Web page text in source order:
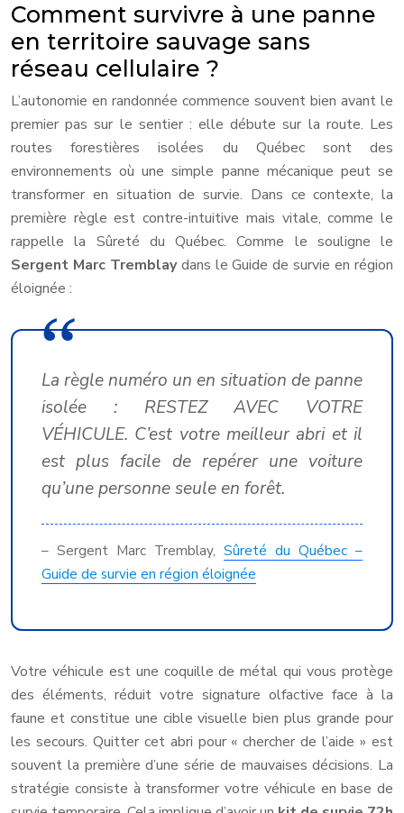
Comment survivre à une panne
en territoire sauvage sans
réseau cellulaire ?
L’autonomie en randonnée commence souvent bien avant le
premier pas sur le sentier : elle débute sur la route. Les
routes forestières isolées du Québec sont des
environnements où une simple panne mécanique peut se
transformer en situation de survie. Dans ce contexte, la
première règle est contre-intuitive mais vitale, comme le
rappelle la Sûreté du Québec. Comme le souligne le
Sergent Marc Tremblaydans le Guide de survie en région
éloignée :
La règle numéro un en situation de panne
isolée : RESTEZ AVEC VOTRE
VÉHICULE. C’est votre meilleur abri et il
est plus facile de repérer une voiture
qu’une personne seule en forêt.
– Sergent Marc Tremblay, Sûreté du Québec –
Guide de survie en région éloignée
Votre véhicule est une coquille de métal qui vous protège
des éléments, réduit votre signature olfactive face à la
faune et constitue une cible visuelle bien plus grande pour
les secours. Quitter cet abri pour « chercher de l’aide » est
souvent la première d’une série de mauvaises décisions. La
stratégie consiste à transformer votre véhicule en base de